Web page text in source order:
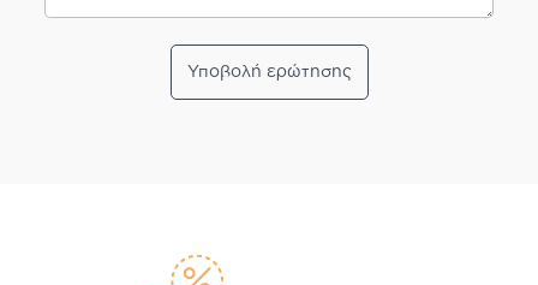
Υποβολή ερώτησης